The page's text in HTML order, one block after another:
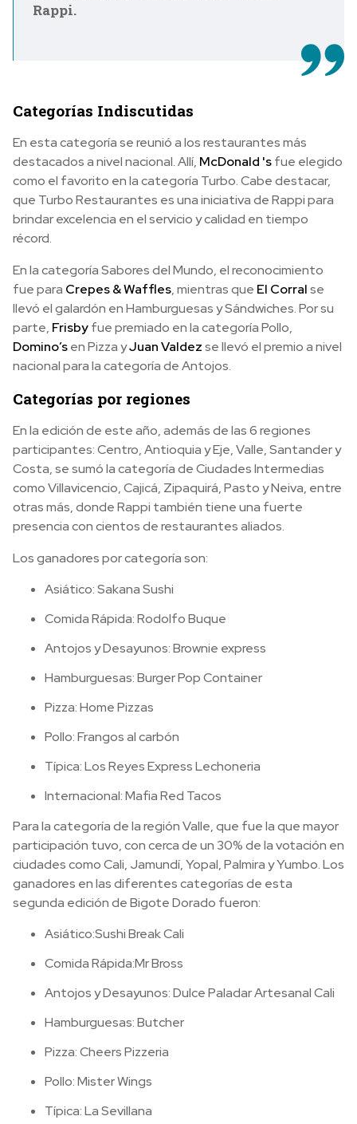
Rappi.
Categorías Indiscutidas
En esta categoría se reunió a los restaurantes más
destacados a nivel nacional. Allí, McDonald 'sfue elegido
como el favorito en la categoría Turbo. Cabe destacar,
que Turbo Restaurantes es una iniciativa de Rappi para
brindar excelencia en el servicio y calidad en tiempo
récord.
En la categoría Sabores del Mundo, el reconocimiento
fue para Crepes & Waffles, mientras que El Corralse
llevó el galardón en Hamburguesas y Sándwiches. Por su
parte, Frisbyfue premiado en la categoría Pollo,
Domino’sen Pizza yJuan Valdezse llevó el premio a nivel
nacional para la categoría de Antojos.
Categorías por regiones
En la edición de este año, además de las 6 regiones
participantes: Centro, Antioquia y Eje, Valle, Santander y
Costa, se sumó la categoría de Ciudades Intermedias
como Villavicencio, Cajicá, Zipaquirá, Pasto y Neiva, entre
otras más, donde Rappi también tiene una fuerte
presencia con cientos de restaurantes aliados.
Los ganadores por categoría son:
Asiático: Sakana Sushi
Comida Rápida: Rodolfo Buque
Antojos y Desayunos: Brownie express
Hamburguesas: Burger Pop Container
Pizza: Home Pizzas
Pollo: Frangos al carbón
Típica: Los Reyes Express Lechoneria
Internacional: Mafia Red Tacos
Para la categoría de la región Valle, que fue la que mayor
participación tuvo, con cerca de un 30% de la votación en
ciudades como Cali, Jamundí, Yopal, Palmira y Yumbo. Los
ganadores en las diferentes categorías de esta
segunda edición de Bigote Dorado fueron:
Asiático:Sushi Break Cali
Comida Rápida:Mr Bross
Antojos y Desayunos: Dulce Paladar Artesanal Cali
Hamburguesas: Butcher
Pizza: Cheers Pizzeria
Pollo: Mister Wings
Típica: La Sevillana